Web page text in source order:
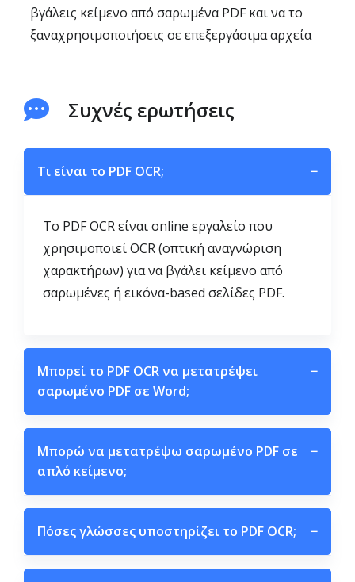
βγάλεις κείμενο από σαρωμένα PDF και να το
ξαναχρησιμοποιήσεις σε επεξεργάσιμα αρχεία
Συχνές ερωτήσεις
Τι είναι το PDF OCR; −
Το PDF OCR είναι online εργαλείο που
χρησιμοποιεί OCR (οπτική αναγνώριση
χαρακτήρων) για να βγάλει κείμενο από
σαρωμένες ή εικόνα-based σελίδες PDF.
Μπορεί το PDF OCR να μετατρέψει
σαρωμένο PDF σε Word;
−
Μπορώ να μετατρέψω σαρωμένο PDF σε
απλό κείμενο;
−
Πόσες γλώσσες υποστηρίζει το PDF OCR; −